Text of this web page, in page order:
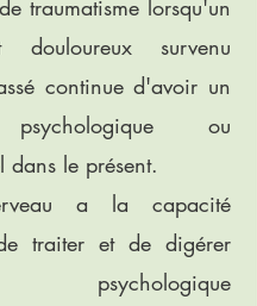
traumatisme lorsqu'un
douloureux survenu
continue d'avoir un
ou
dans le présent.
a la capacité
traiter et de digérer
psychologique